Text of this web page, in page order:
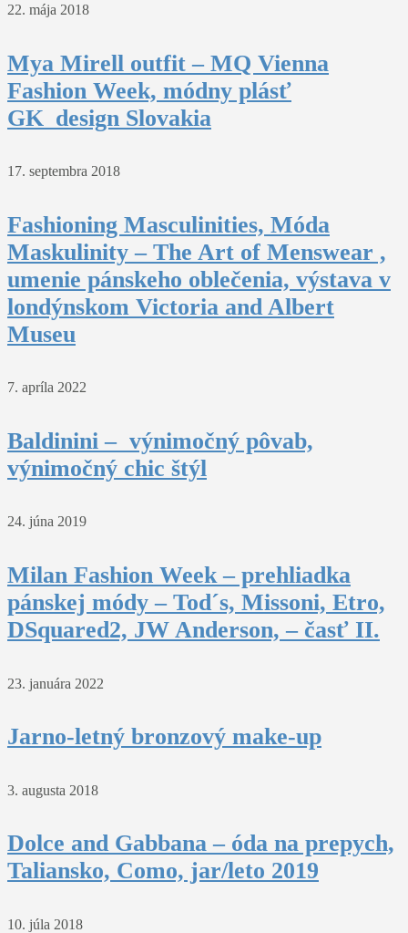
22. mája 2018
Mya Mirell outfit – MQ Vienna
Fashion Week, módny plásť
GK_design Slovakia
17. septembra 2018
Fashioning Masculinities, Móda
Maskulinity – The Art of Menswear ,
umenie pánskeho oblečenia, výstava v
londýnskom Victoria and Albert
Museu
7. apríla 2022
Baldinini – výnimočný pôvab,
výnimočný chic štýl
24. júna 2019
Milan Fashion Week – prehliadka
pánskej módy – Tod´s, Missoni, Etro,
DSquared2, JW Anderson, – časť II.
23. januára 2022
Jarno-letný bronzový make-up
3. augusta 2018
Dolce and Gabbana – óda na prepych,
Taliansko, Como, jar/leto 2019
10. júla 2018